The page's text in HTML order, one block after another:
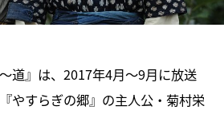
道』は、2017年4月～9月に放送
やすらぎの郷』の主人公・菊村栄